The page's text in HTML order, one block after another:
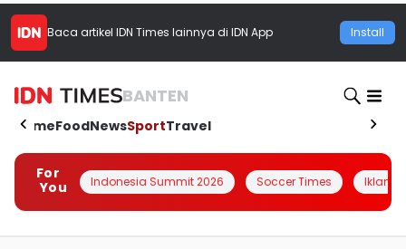
Baca artikel IDN Times lainnya di IDN App Install
BANTEN
HomeFoodNewsSportTravel
For
You
Indonesia Summit 2026 Soccer Times Iklanin